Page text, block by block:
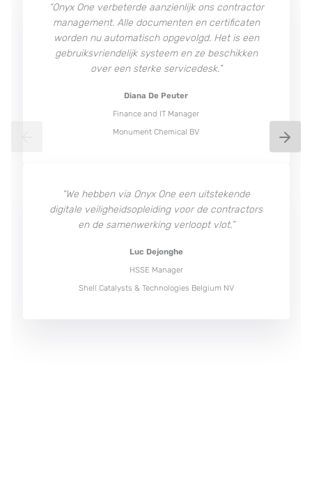
“Onyx One verbeterde aanzienlijk ons contractor
management. Alle documenten en certificaten
worden nu automatisch opgevolgd. Het is een
gebruiksvriendelijk systeem en ze beschikken
over een sterke servicedesk.”
Diana De Peuter
Finance and IT Manager
Monument Chemical BV
“We hebben via Onyx One een uitstekende
digitale veiligheidsopleiding voor de contractors
en de samenwerking verloopt vlot.”
Luc Dejonghe
HSSE Manager
Shell Catalysts & Technologies Belgium NV